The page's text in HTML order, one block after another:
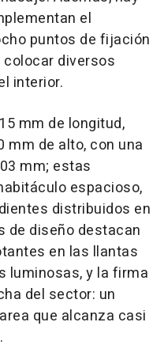
el
puntos de fijación
diversos
interior.
mm de longitud,
mm de alto, con una
mm; estas
espacioso,
distribuidos en
de diseño destacan
en las llantas
luminosas, y la firma
del sector: un
que alcanza casi